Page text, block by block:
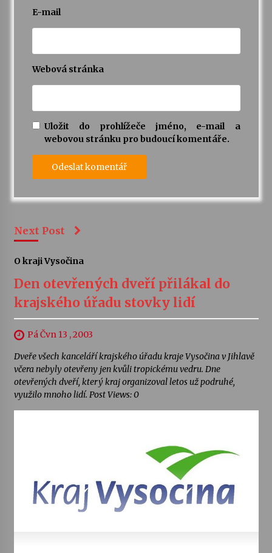
E-mail
Webová stránka
Uložit do prohlížeče jméno, e-mail a
webovou stránku pro budoucí komentáře.
Next Post
O kraji Vysočina
Den otevřených dveří přilákal do
krajského úřadu stovky lidí
Pá Čvn 13 , 2003
Dveře všech kanceláří krajského úřadu kraje Vysočina v Jihlavě
včera nebyly otevřeny jen kvůli tropickému vedru. Dne
otevřených dveří, který kraj organizoval letos už podruhé,
využilo mnoho lidí. Post Views: 0